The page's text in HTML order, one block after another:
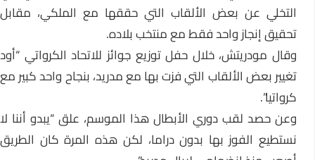
التخلي عن بعض الألقاب التي حققها مع الملكي، مقابل
تحقيق إنجاز واحد فقط مع منتخب بلاده.
وقال مودريتش، خلال حفل توزيع جوائز للاتحاد الكرواتي “أود
تغيير بعض الألقاب التي فزت بها مع مدريد، بنجاح واحد كبير مع
كرواتيا”.
وعن حصد لقب دوري الأبطال هذا الموسم، علق “يبدو أننا لا
نستطيع الفوز بها بدون دراما، لكن هذه المرة كان الطريق